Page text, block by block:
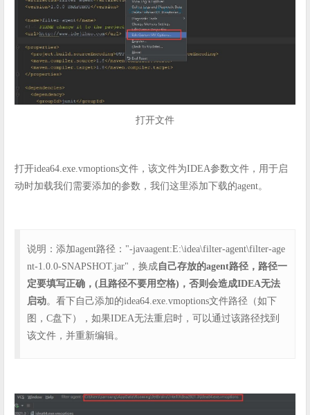
打开文件
打开idea64.exe.vmoptions文件，该文件为IDEA参数文件，用于启
动时加载我们需要添加的参数，我们这里添加下载的agent。
说明：添加agent路径："-javaagent:E:\idea\filter-agent\filter-age
nt-1.0.0-SNAPSHOT.jar"，换成自己存放的agent路径，路径一
定要填写正确，(且路径不要用空格)，否则会造成IDEA无法
启动。看下自己添加的idea64.exe.vmoptions文件路径（如下
图，C盘下），如果IDEA无法重启时，可以通过该路径找到
该文件，并重新编辑。